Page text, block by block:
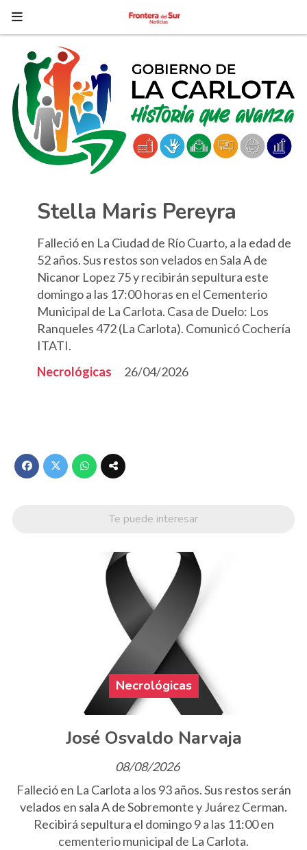
Stella Maris Pereyra
Falleció en La Ciudad de Río Cuarto, a la edad de
52 años. Sus restos son velados en Sala A de
Nicanor Lopez 75 y recibirán sepultura este
domingo a las 17:00 horas en el Cementerio
Municipal de La Carlota. Casa de Duelo: Los
Ranqueles 472 (La Carlota). Comunicó Cochería
ITATI.
Necrológicas
26/04/2026
Te puede interesar
José Osvaldo Narvaja
Necrológicas
08/08/2026
Falleció en La Carlota a los 93 años. Sus restos serán
velados en sala A de Sobremonte y Juárez Cerman.
Recibirá sepultura el domingo 9 a las 11:00 en
cementerio municipal de La Carlota.